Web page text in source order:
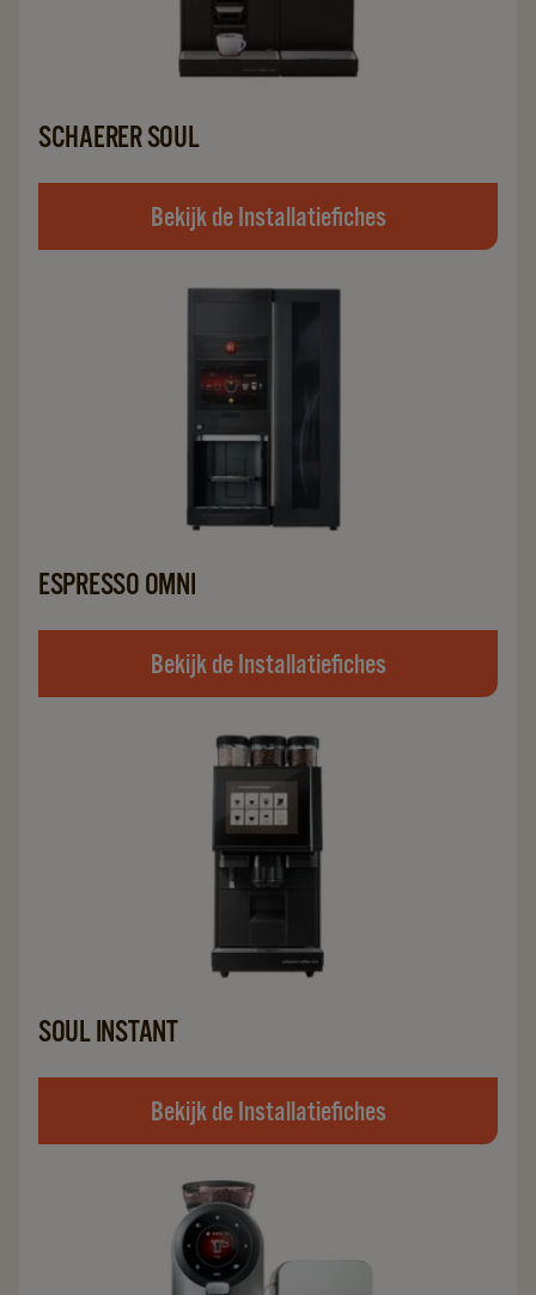
SCHAERER SOUL
Bekijk de Installatiefiches
ESPRESSO OMNI
Bekijk de Installatiefiches
SOUL INSTANT
Bekijk de Installatiefiches